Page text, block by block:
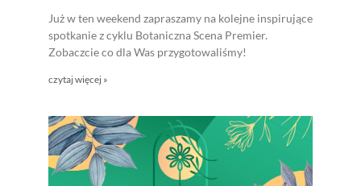
Już w ten weekend zapraszamy na kolejne inspirujące
spotkanie z cyklu Botaniczna Scena Premier.
Zobaczcie co dla Was przygotowaliśmy!
czytaj więcej »